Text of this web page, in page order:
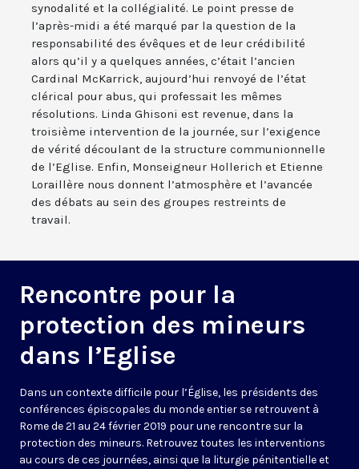
synodalité et la collégialité. Le point presse de
l’après-midi a été marqué par la question de la
responsabilité des évêques et de leur crédibilité
alors qu’il y a quelques années, c’était l’ancien
Cardinal McKarrick, aujourd’hui renvoyé de l’état
clérical pour abus, qui professait les mêmes
résolutions. Linda Ghisoni est revenue, dans la
troisième intervention de la journée, sur l’exigence
de vérité découlant de la structure communionnelle
de l’Eglise. Enfin, Monseigneur Hollerich et Etienne
Loraillère nous donnent l’atmosphère et l’avancée
des débats au sein des groupes restreints de
travail.
Rencontre pour la
protection des mineurs
dans l’Eglise
Dans un contexte difficile pour l’Église, les présidents des
conférences épiscopales du monde entier se retrouvent à
Rome de 21 au 24 février 2019 pour une rencontre sur la
protection des mineurs. Retrouvez toutes les interventions
au cours de ces journées, ainsi que la liturgie pénitentielle et